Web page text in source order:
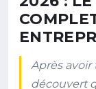
Après avoir
découvert